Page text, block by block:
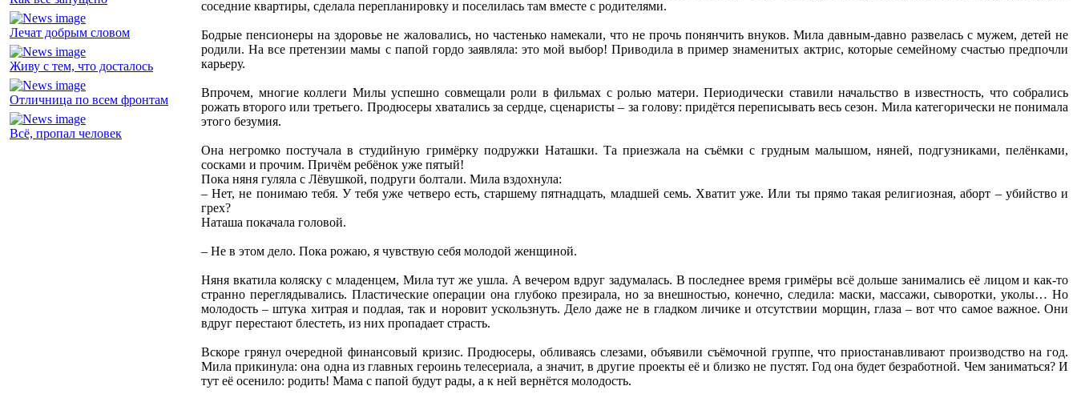
Лечат добрым словом
Живу с тем, что досталось
Отличница по всем фронтам
Всё, пропал человек
соседние квартиры, сделала перепланировку и поселилась там вместе с родителями.
Бодрые пенсионеры на здоровье не жаловались, но частенько намекали, что не прочь понянчить внуков. Мила давным-давно развелась с мужем, детей не
родили. На все претензии мамы с папой гордо заявляла: это мой выбор! Приводила в пример знаменитых актрис, которые семейному счастью предпочли
карьеру.
Впрочем, многие коллеги Милы успешно совмещали роли в фильмах с ролью матери. Периодически ставили начальство в известность, что собрались
рожать второго или третьего. Продюсеры хватались за сердце, сценаристы – за голову: придётся переписывать весь сезон. Мила категорически не понимала
этого безумия.
Она негромко постучала в студийную гримёрку подружки Наташки. Та приезжала на съёмки с грудным малышом, няней, подгузниками, пелёнками,
сосками и прочим. Причём ребёнок уже пятый!
Пока няня гуляла с Лёвушкой, подруги болтали. Мила вздохнула:
– Нет, не понимаю тебя. У тебя уже четверо есть, старшему пятнадцать, младшей семь. Хватит уже. Или ты прямо такая религиозная, аборт – убийство и
грех?
Наташа покачала головой.
– Не в этом дело. Пока рожаю, я чувствую себя молодой женщиной.
Няня вкатила коляску с младенцем, Мила тут же ушла. А вечером вдруг задумалась. В последнее время гримёры всё дольше занимались её лицом и как-то
странно переглядывались. Пластические операции она глубоко презирала, но за внешностью, конечно, следила: маски, массажи, сыворотки, уколы… Но
молодость – штука хитрая и подлая, так и норовит ускользнуть. Дело даже не в гладком личике и отсутствии морщин, глаза – вот что самое важное. Они
вдруг перестают блестеть, из них пропадает страсть.
Вскоре грянул очередной финансовый кризис. Продюсеры, обливаясь слезами, объявили съёмочной группе, что приостанавливают производство на год.
Мила прикинула: она одна из главных героинь телесериала, а значит, в другие проекты её и близко не пустят. Год она будет безработной. Чем заниматься? И
тут её осенило: родить! Мама с папой будут рады, а к ней вернётся молодость.